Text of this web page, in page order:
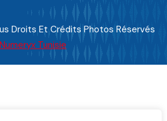
Droits Et Crédits Photos Réservés
Numeryx Tunisie